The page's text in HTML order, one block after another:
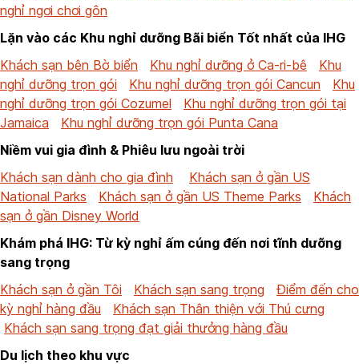
nghỉ ngơi chơi gôn
Lặn vào các Khu nghỉ dưỡng Bãi biển Tốt nhất của IHG
Khách sạn bên Bờ biển
Khu nghỉ dưỡng ở Ca-ri-bê
Khu
nghỉ dưỡng trọn gói
Khu nghỉ dưỡng trọn gói Cancun
Khu
nghỉ dưỡng trọn gói Cozumel
Khu nghỉ dưỡng trọn gói tại
Jamaica
Khu nghỉ dưỡng trọn gói Punta Cana
Niềm vui gia đình & Phiêu lưu ngoài trời
Khách sạn dành cho gia đình
Khách sạn ở gần US
National Parks
Khách sạn ở gần US Theme Parks
Khách
sạn ở gần Disney World
Khám phá IHG: Từ kỳ nghỉ ấm cúng đến nơi tĩnh dưỡng
sang trọng
Khách sạn ở gần Tôi
Khách sạn sang trọng
Điểm đến cho
kỳ nghỉ hàng đầu
Khách sạn Thân thiện với Thú cưng
Khách sạn sang trọng đạt giải thưởng hàng đầu
Du lịch theo khu vực